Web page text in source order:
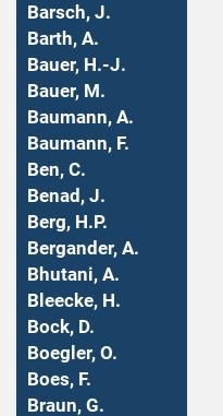
Barsch, J.
Barth, A.
Bauer, H.-J.
Bauer, M.
Baumann, A.
Baumann, F.
Ben, C.
Benad, J.
Berg, H.P.
Bergander, A.
Bhutani, A.
Bleecke, H.
Bock, D.
Boegler, O.
Boes, F.
Braun, G.